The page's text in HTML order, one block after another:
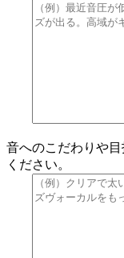
音へのこだわりや
ください。